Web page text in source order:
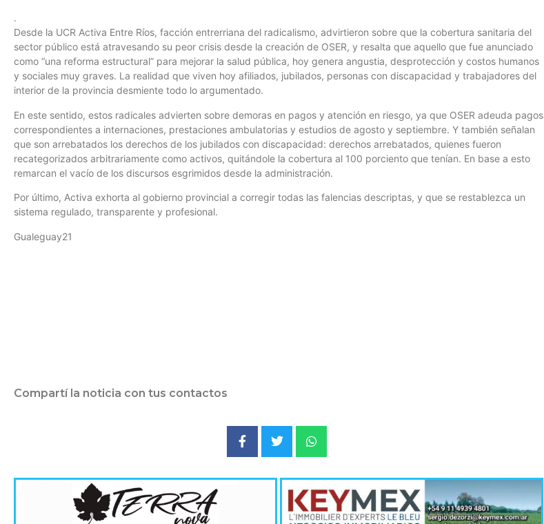
.
Desde la UCR Activa Entre Ríos, facción entrerriana del radicalismo, advirtieron sobre que la cobertura sanitaria del
sector público está atravesando su peor crisis desde la creación de OSER, y resalta que aquello que fue anunciado
como “una reforma estructural” para mejorar la salud pública, hoy genera angustia, desprotección y costos humanos
y sociales muy graves. La realidad que viven hoy afiliados, jubilados, personas con discapacidad y trabajadores del
interior de la provincia desmiente todo lo argumentado.
En este sentido, estos radicales advierten sobre demoras en pagos y atención en riesgo, ya que OSER adeuda pagos
correspondientes a internaciones, prestaciones ambulatorias y estudios de agosto y septiembre. Y también señalan
que son arrebatados los derechos de los jubilados con discapacidad: derechos arrebatados, quienes fueron
recategorizados arbitrariamente como activos, quitándole la cobertura al 100 porciento que tenían. En base a esto
remarcan el vacío de los discursos esgrimidos desde la administración.
Por último, Activa exhorta al gobierno provincial a corregir todas las falencias descriptas, y que se restablezca un
sistema regulado, transparente y profesional.
Gualeguay21
Compartí la noticia con tus contactos